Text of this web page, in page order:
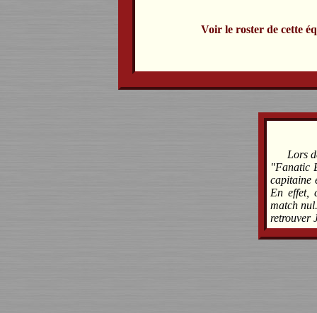
Voir le roster de cette
Lors
"Fanatic
capitaine
En effet,
match
retrouver